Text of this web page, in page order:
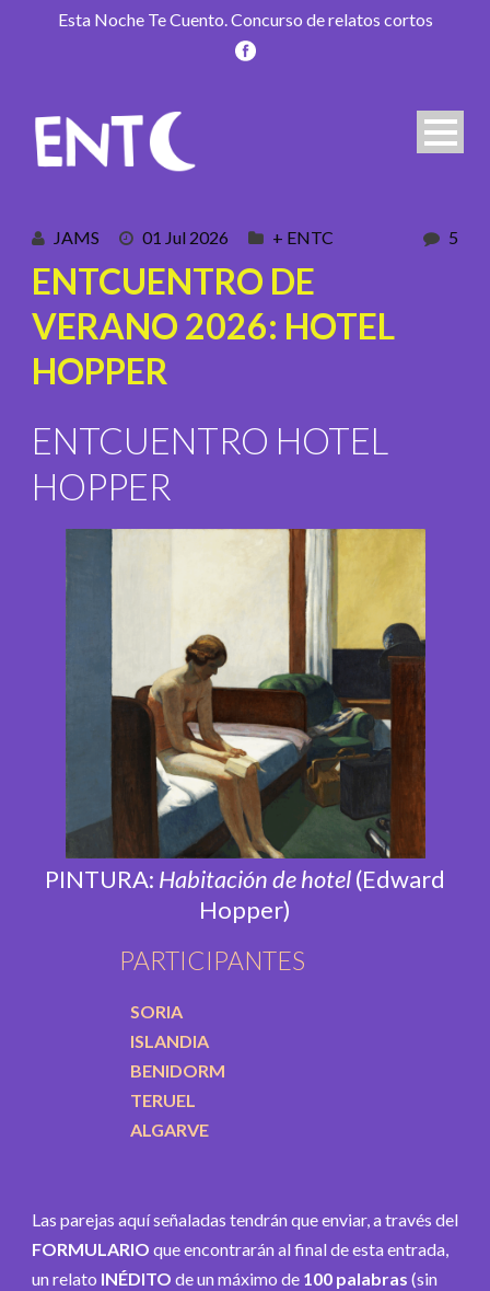
Esta Noche Te Cuento. Concurso de relatos cortos
JAMS 01 Jul 2026 + ENTC 5
ENTCUENTRO DE
VERANO 2026: HOTEL
HOPPER
ENTCUENTRO HOTEL
HOPPER
PINTURA: Habitación de hotel(Edward
Hopper)
PARTICIPANTES
SORIA
ISLANDIA
BENIDORM
TERUEL
ALGARVE
Las parejas aquí señaladas tendrán que enviar, a través del
FORMULARIO que encontrarán al final de esta entrada,
un relato INÉDITO de un máximo de 100 palabras (sin